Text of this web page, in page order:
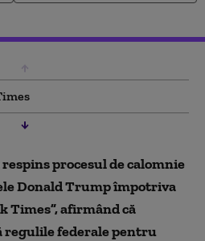
procesul de calomnie
Donald Trump împotriva
Times”, afirmând că
regulile federale pentru